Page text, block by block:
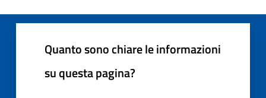
Quanto sono chiare le informazioni
su questa pagina?